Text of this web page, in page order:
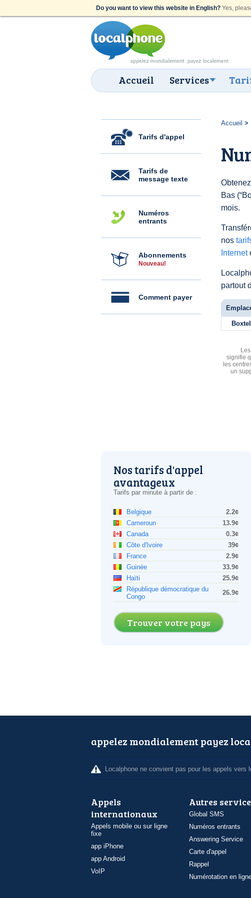
Do you want to view this website in English? Yes,
Accueil Services
Tarifs d'appel
Tarifs de
message texte
Numéros
entrants
Abonnements
Nouveau!
Comment payer
Accueil
Bas
mois.
nos
Internet
partout
Boxtel
signifie
les
un
Nos tarifs d'appel
avantageux
Tarifs par minute à partir de :
Belgique
2.2¢
Cameroun
13.9¢
Canada
0.3¢
Côte d'Ivoire
39¢
France
2.9¢
Guinée
33.9¢
Haïti
25.9¢
République démocratique du
Congo
26.9¢
Trouver votre pays
appelez mondialement payez
Localphone ne convient pas pour les appels vers
Appels
internationaux
Appels mobile ou sur ligne
fixe
app iPhone
app Android
VoIP
Autres
Global SMS
Numéros entrants
Answering Service
Carte d'appel
Rappel
Numérotation en